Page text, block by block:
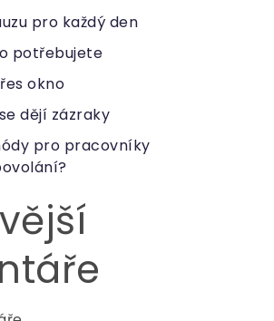
pro každý den
potřebujete
okno
dějí zázraky
pro pracovníky